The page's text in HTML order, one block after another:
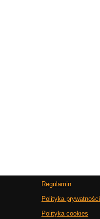
Regulamin
Polityka prywatności
Polityka cookies